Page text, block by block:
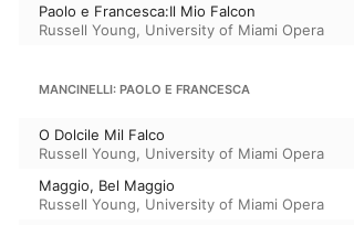
Paolo e Francesca:Il Mio Falcon
Russell Young, University of Miami Opera
MANCINELLI: PAOLO E FRANCESCA
O Dolcile Mil Falco
Russell Young, University of Miami Opera
Maggio, Bel Maggio
Russell Young, University of Miami Opera